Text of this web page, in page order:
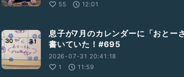
55
12:01
息子が7月のカレンダーに「おとー
書いていた！#695
2026-07-31 20:41:18
1
11:59